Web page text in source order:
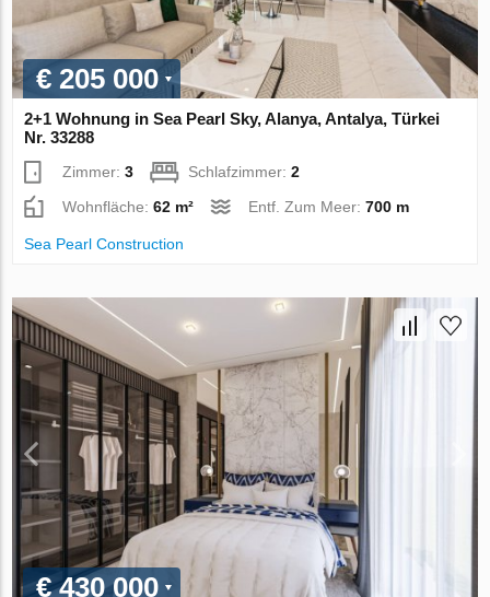
€ 205 000
2+1 Wohnung in Sea Pearl Sky, Alanya, Antalya, Türkei
Nr. 33288
Zimmer:3 Schlafzimmer:2
Wohnfläche:62 m² Entf. Zum Meer:700 m
Sea Pearl Construction
€ 430 000